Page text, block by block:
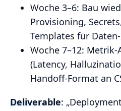
Woche 3–6: Bau
Provisioning,
Templates für
Woche 7–12:
(Latency,
Handoff‑Format an
Deliverable: